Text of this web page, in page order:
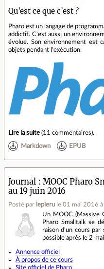
Qu'est ce que c'est ?
Pharo est un langage de
addictif. C'est aussi un
évolue. Son environnement est
objets pendant l’exécution.
Lire la suite (11 commentaires).
Markdown EPUB
Journal
MOOC Pharo
au 19 juin 2016
Posté par lepieru le 01 mai 2016
Un MOOC (Massive
Pharo Smalltalk se
raison d'un cours par
possible après le 2
Annonce officiel
À propos de ce cours
Site officiel de Pharo